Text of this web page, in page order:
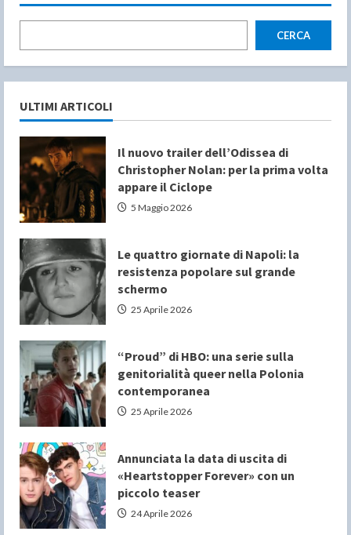
CERCA
ULTIMI ARTICOLI
Il nuovo trailer dell’Odissea di
Christopher Nolan: per la prima volta
appare il Ciclope
5 Maggio 2026
Le quattro giornate di Napoli: la
resistenza popolare sul grande
schermo
25 Aprile 2026
“Proud” di HBO: una serie sulla
genitorialità queer nella Polonia
contemporanea
25 Aprile 2026
Annunciata la data di uscita di
«Heartstopper Forever» con un
piccolo teaser
24 Aprile 2026